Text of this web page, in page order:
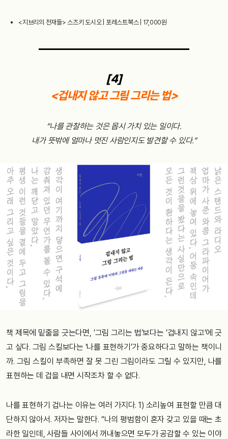
<지브리의 천재들> 스즈키 도시오 | 포레스트북스 | 17,000원
[4]
<겁내지 않고 그림 그리는 법>
“나를 관찰하는 것은 몹시 가치 있는 일이다.
내가 뜻밖에 얼마나 멋진 사람인지도 발견할 수 있다.”
책 제목에 밑줄을 긋는다면, ‘그림 그리는 법’보다는 ‘겁내지 않고’에 긋
고 싶다. 그림 스킬보다는 ‘나를 표현하기’가 중요하다고 말하는 책이니
까. 그림 스킬이 부족하면 잘 못 그린 그림이라도 그릴 수 있지만, 나를
표현하는 데 겁을 내면 시작조차 할 수 없다.
나를 표현하기 겁나는 이유는 여러 가지다. 1) 소리높여 표현할 만큼 대
단하지 않아서. 저자는 말한다. “나의 평범함이 혼자 갖고 있을 때는 초
라한 일인데, 사람들 사이에서 꺼내놓으면 모두가 공감할 수 있는 이야